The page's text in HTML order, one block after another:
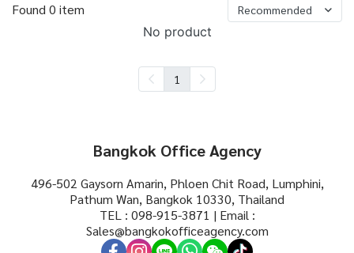
Found 0 item Recommended
No product
1
Bangkok Office Agency
496-502 Gaysorn Amarin, Phloen Chit Road, Lumphini,
Pathum Wan, Bangkok 10330, Thailand
TEL : 098-915-3871 | Email :
Sales@bangkokofficeagency.com